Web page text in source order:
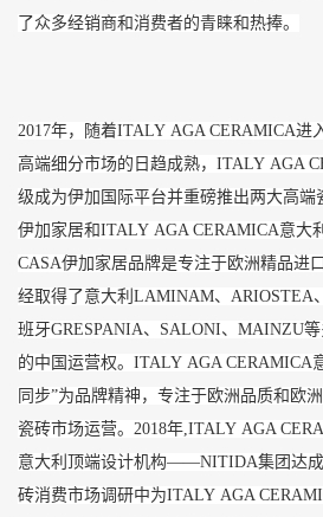
了众多经销商和消费者的青睐和热捧。
2017年，随着ITALY AGA CERAMICA进
高端细分市场的日趋成熟，ITALY AGA
级成为伊加国际平台并重磅推出两大高
伊加家居和ITALY AGA CERAMICA意大
CASA伊加家居品牌是专注于欧洲精品进
经取得了意大利LAMINAM、ARIOSTEA
班牙GRESPANIA、SALONI、MAINZU
的中国运营权。ITALY AGA CERAMICA
同步”为品牌精神，专注于欧洲品质和欧
瓷砖市场运营。2018年,ITALY AGA
意大利顶端设计机构——NITIDA集团达
砖消费市场调研中为ITALY AGA